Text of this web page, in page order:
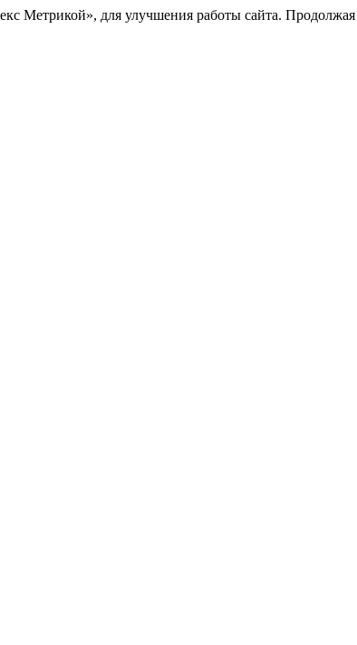
Метрикой», для улучшения работы сайта. Продолжая